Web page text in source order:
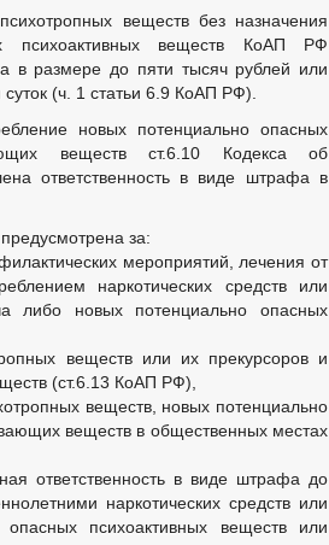
веществ без назначения
психоактивных веществ КоАП РФ
в размере до пяти тысяч рублей или
(ч. 1 статьи 6.9 КоАП РФ).
новых потенциально опасных
веществ ст.6.10 Кодекса об
ответственность в виде штрафа в
за:
мероприятий, лечения от
наркотических средств или
либо новых потенциально опасных
веществ или их прекурсоров и
(ст.6.13 КоАП РФ),
веществ, новых потенциально
веществ в общественных местах
ответственность в виде штрафа до
наркотических средств или
психоактивных веществ или